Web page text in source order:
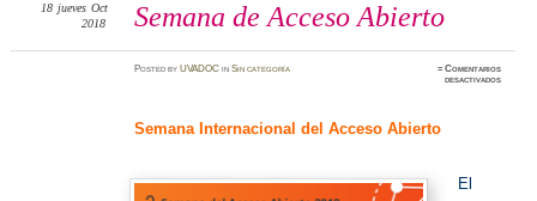
Semana de Acceso Abierto
18 jueves Oct
2018
PostedbyUVADOC inSin categoría ≈Comentarios
desactivadosen
Semana Internacional del Acceso Abierto
El